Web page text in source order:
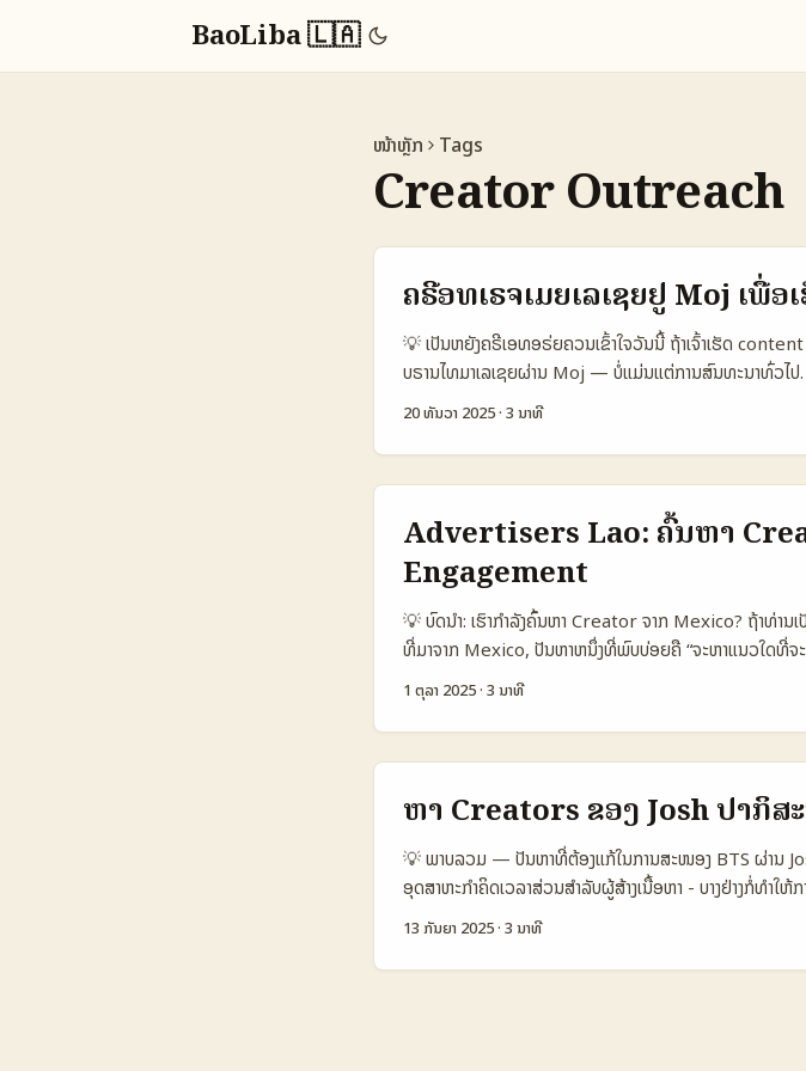
BaoLiba 🇱🇦
ໜ້າຫຼັກ Tags
Creator Outreach
ຄຣີອທເຣຈເມຍເລເຊຍຢູ່ Moj ເພື່
💡 ເປັນຫຍັງຄຣີເອທອຣ່ຍຄວນເຂົ້າໃຈວັນນີ້ ຖ້າເຈົ້າເຮັດ
ບຣານໄທມາເລເຊຍຜ່ານ Moj — ບໍ່ແມ່ນແຕ່ການສົນທະນາທົ່ວໄ
ໂທນທັດທີ່ເຂົ້າກັບລູກຄ້າຢູ່ມາເລເຊຍ. ໃນປີ 2025 ບຣານໄທມາເ
ທີ່ຈະເຮັດໃຫ້ບຣານເຂົ້າໃຈຄວາມເປັນວັດທະນະທຳແບບ Gen
Setapak ທີ່ຕອບຄວາມຄິດແບບດູອ່ອນແລະເປັນມິດ
ຈັດຕັ້ງການຕິດຕໍ່, ສ້າງສະຫນັບສະຫນູນ, ແລະ pitch ສ່ວນປະກອບ
brands, F&B). 📊 ຕາຕະລາງຂໍ້ມູນ: ເປັນການລາຍການ
Monthly Active 1.200.000 800.000 1.000.000 📈
Monetization Options Ads & Sponsorship
🛠️ Creator Tools Editing + Templates Advanced
ລະຫວ່າງ Platform ທີ່ສໍາຄັນໃນການຫາບຣານໄທມາເລເຊຍ
ແຕ່ TikTok ຍັງເປັນແນວທີ່ມີ tools ສໍາລັບ creator ຫຼາຍກວ່າ.
20 ທັນວາ 2025·3 ນາທີ
Advertisers Lao: ຄົ້ນຫາ
Engagement
💡 ບົດນໍາ: ເຮົາກຳລັງຄົ້ນຫາ Creator ຈາກ Mexico? ຖ້າທ່າ
ທີ່ມາຈາກ Mexico, ປັນຫາຫນຶ່ງທີ່ພົບບ່ອຍຄື “ຈະຫາແນວໃດທີ່
— ບໍ່ແມ່ນເພີ່ມຍາວລາຍຊື່; ແຕ່ເປັນການປະສົບກັບວິທີ
briefs. ໃນບົດນີ້ ຂ້ອຍ (ນັກວາງແຜນ content ຈາກ
ອອກແບບ engagement-based offer ເພື່ອເຮັດໃຫ້ແນ່ໃຈ
Platform ແລະ Creator Segment 🧩 Metric
Typical Followers 5.000–50.000
5–12% 3–6% 1–3% 💰 Avg Cost per Post
Conversion, Niche products, Reviews Brand
ຕາຕະລາງນີ້ສະແດງຄວາມແຕກຕ່າງຂອງ segment ທີ່ທ່ານຈະ
ກັນ: micro‑creator ແມ່ນທີ່ຕ້ອງການສໍາລັບ
ວີລ໌ ROI ດີ. ...
1 ຕຸລາ 2025·3 ນາທີ
ຫາ Creators ຂອງ Josh ປາກິສ
💡 ພາບລວມ — ປັນຫາທີ່ຕ້ອງແກ້ໃນການສະໜອງ BTS ຜ່ານ
ອຸດສາຫະກຳຄິດເວລາສ່ວນສໍາລັບຜູ້ສ້າງເນື້ອຫາ - ບາງຢ່າງກໍ່ທໍາ
ກ້າວໜ້າ (ເຊິ່ງສາມາດເປັນເຫດຜົນຂອງການປ່ຽນແປງແບບຂອງເນັ
ໃນລາວ ບາງຄຳຖາມທີ່ພົບບ່ອຍ: “ຈະຫາຜູ້ສ້າງຈາກ Pakistan ໄ
13 ກັນຍາ 2025·3 ນາທີ